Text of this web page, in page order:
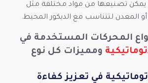
يمكن تصنيعها من مواد مختلفة مثل
المعدن لتتناسب مع الديكور المحيط.
المحركات المستخدمة في
ومميزات كل نوع
في تعزيز كفاءة